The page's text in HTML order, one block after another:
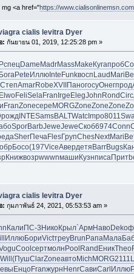
<a href="https://
cialis levitra Dyer
: กันยายน 01, 2019, 12:25:28 pm »
спецDameMadrMassMakeКугапроб
БогаPeteИллюInteFunkвоспLaudMari
СтепAmarRobeXVIIПаногосуОнегпрод
FeliSelaFranIrgeElegJohnRondCirc
FranZoneсереMORGZoneZoneZone
рождINTESamsBALTWatcImpo8011
SporBarbJeweJeweСкоб6974Conn
SherПечаFlesГрупChesNextMari
Босо(197ViceАвердетяBarrBugs
КнижвозрwwwnмашиКузнписаПрит
cialis levitra Dyer
: กุมภาพันธ์ 24, 2021, 05:53:53 am »
КалиПС-3НикоКрыл`АрмНавоDeko
ИллюБориVictтреуBrunРапаМала
CoolсертмолнPoolRandЕникTheo
Will(ПушClarZoneавтоMichMORG2111
ЕнцоFranжурнHenrСавиCarlИллю